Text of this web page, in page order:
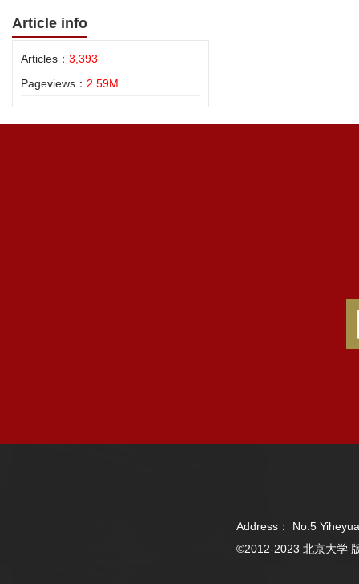
Article info
Articles： 3,393
Pageviews： 2.59M
Address： No.5
©2012-2023 北京大学